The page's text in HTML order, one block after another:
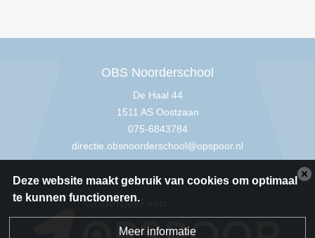
OBS Noorderschool
De Haal 44
1511 AS Oostzaan
075-6843784
directie.obsnoorderschool@opspoor.nl
Deze website maakt gebruik van cookies om optimaal
te kunnen functioneren.
Meer informatie